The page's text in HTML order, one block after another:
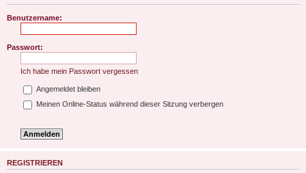
Benutzername:
Passwort:
Ich habe mein Passwort vergessen
Angemeldet bleiben
Meinen Online-Status während dieser Sitzung verbergen
REGISTRIEREN